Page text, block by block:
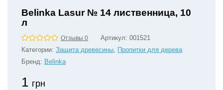
Belinka Lasur № 14 лиственница, 10
л
Отзывы 0 Артикул: 001521
Категории: Защита древесины, Пропитки для дерева
Бренд: Belinka
1 грн